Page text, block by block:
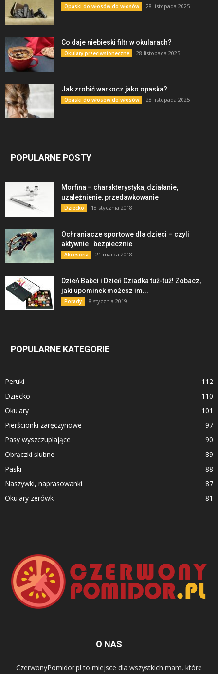
Opaski do włosów do włosów 28 listopada 2025
Co daje niebieski filtr w okularach?
Okulary przeciwsłoneczne 28 listopada 2025
Jak zrobić warkocz jako opaska?
Opaski do włosów do włosów 28 listopada 2025
POPULARNE POSTY
Morfina – charakterystyka, działanie,
uzależnienie, przedawkowanie
Dziecko 18 stycznia 2018
Ochraniacze sportowe dla dzieci – czyli
aktywnie i bezpiecznie
Akcesoria 21 marca 2018
Dzień Babci i Dzień Dziadka tuż-tuż! Zobacz,
jaki upominek możesz im...
Porady 8 stycznia 2019
POPULARNE KATEGORIE
Peruki
112
Dziecko
110
Okulary
101
Pierścionki zaręczynowe
97
Pasy wyszczuplające
90
Obrączki ślubne
89
Paski
88
Naszywki, naprasowanki
87
Okulary zerówki
81
O NAS
CzerwonyPomidor.pl to miejsce dla wszystkich mam, które